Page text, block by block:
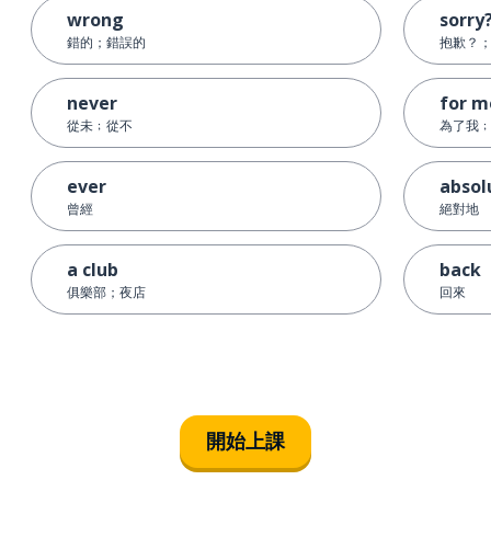
wrong
錯的；錯誤的
never
從未﹔從不
ever
曾經
a club
俱樂部；夜店
抱歉？
for
為了我
絕對地
back
回來
開始上課